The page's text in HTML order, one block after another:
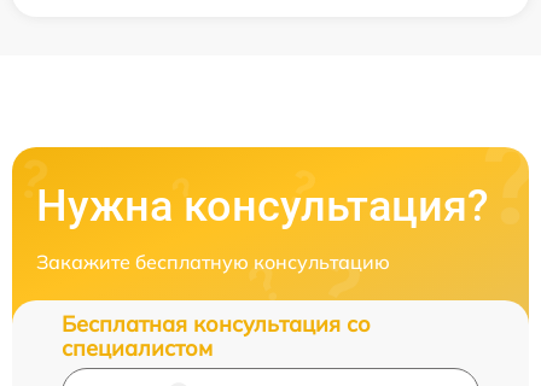
Нужна консультация?
Закажите бесплатную консультацию
Бесплатная консультация со
специалистом